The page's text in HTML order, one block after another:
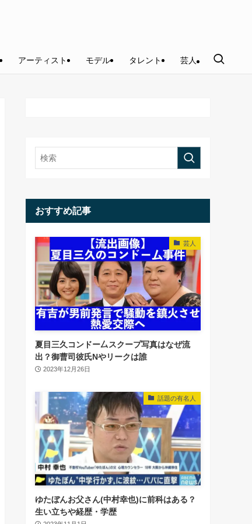
アーティスト モデル タレント 芸人
おすすめ記事
芸人
夏目三久コンドー厶スクープ写真はなぜ流
出？御曹司彼氏Nやリークは誰
2023年12月26日
話題の有名人
ゆたぼんお父さん(中村幸也)に前科はある？
生い立ちや経歴・学歴